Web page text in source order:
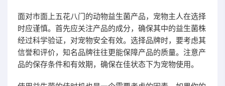
面对市面上五花八门的动物益生菌产品，宠物主人在选择
时应谨慎。首先应关注产品的成分，确保其中的益生菌株
经过科学验证，对宠物安全有效。选择品牌时，要考虑其
信誉和评价，知名品牌往往更能保障产品的质量。注意产
品的保存条件和有效期，确保在佳状态下为宠物使用。